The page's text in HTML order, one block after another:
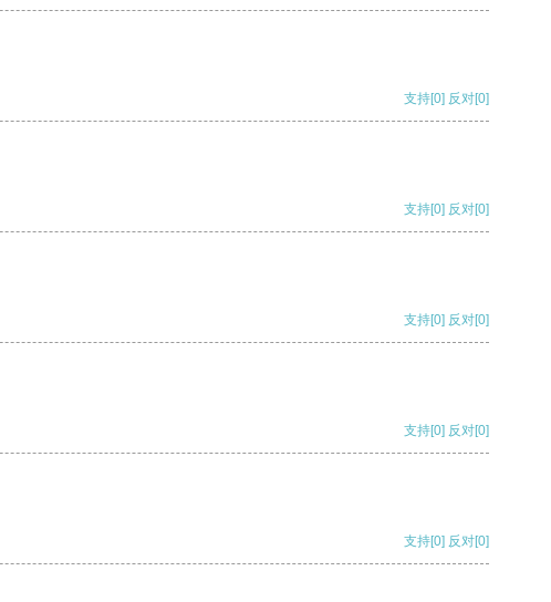
支持[0] 反对[0]
支持[0] 反对[0]
支持[0] 反对[0]
支持[0] 反对[0]
支持[0] 反对[0]